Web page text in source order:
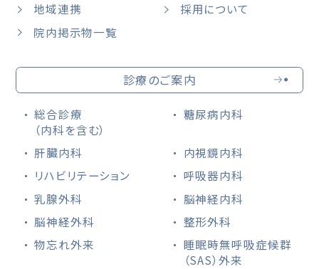
地域連携
採用について
院内掲示物一覧
診療のご案内
総合診療
（内科を含む）
糖尿病内科
肝臓内科
内視鏡内科
リハビリテーション
呼吸器内科
乳腺外科
脳神経内科
脳神経外科
整形外科
物忘れ外来
睡眠時無呼吸症候群
（SAS）外来